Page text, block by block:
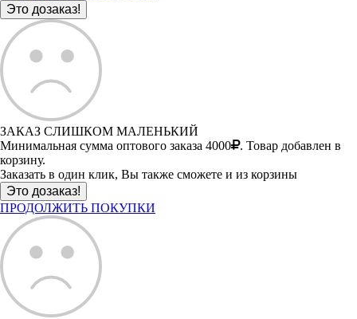
ЗАКАЗ СЛИШКОМ МАЛЕНЬКИЙ
Минимальная сумма оптового заказа 4000
. Товар добавлен в
корзину.
Заказать в один клик, Вы также сможете и из корзины
ПРОДОЛЖИТЬ ПОКУПКИ